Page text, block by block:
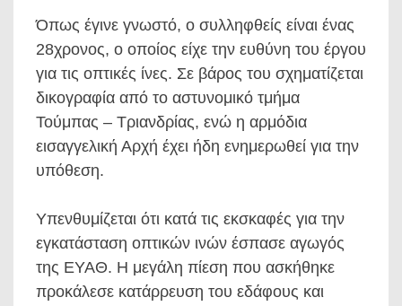
Όπως έγινε γνωστό, ο συλληφθείς είναι ένας
28χρονος, ο οποίος είχε την ευθύνη του έργου
για τις οπτικές ίνες. Σε βάρος του σχηματίζεται
δικογραφία από το αστυνομικό τμήμα
Τούμπας – Τριανδρίας, ενώ η αρμόδια
εισαγγελική Αρχή έχει ήδη ενημερωθεί για την
υπόθεση.
Υπενθυμίζεται ότι κατά τις εκσκαφές για την
εγκατάσταση οπτικών ινών έσπασε αγωγός
της ΕΥΑΘ. Η μεγάλη πίεση που ασκήθηκε
προκάλεσε κατάρρευση του εδάφους και